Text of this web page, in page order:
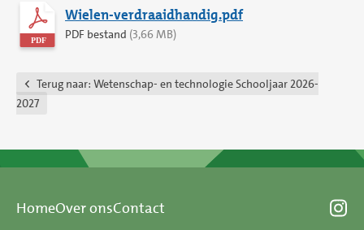
Wielen-verdraaidhandig.pdf
PDF bestand (3,66 MB)
Terug naar: Wetenschap- en technologie Schooljaar 2026-
2027
HomeOver onsContact